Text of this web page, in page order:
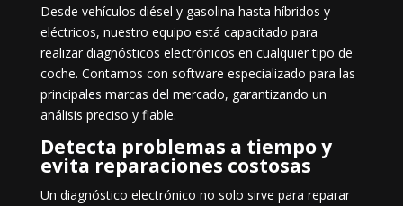
Desde vehículos diésel y gasolina hasta híbridos y
eléctricos, nuestro equipo está capacitado para
realizar diagnósticos electrónicos en cualquier tipo de
coche. Contamos con software especializado para las
principales marcas del mercado, garantizando un
análisis preciso y fiable.
Detecta problemas a tiempo y
evita reparaciones costosas
Un diagnóstico electrónico no solo sirve para reparar